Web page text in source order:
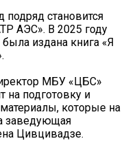
подряд становится
АЭС». В 2025 году
издана книга «Я
МБУ «ЦБС»
на подготовку и
которые на
заведующая
Цивцивадзе.